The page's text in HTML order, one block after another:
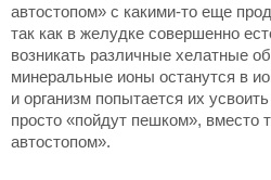
автостопом» с какими-то еще
так как в желудке совершенно
возникать различные хелатные
минеральные ионы останутся в
и организм попытается их
просто «пойдут пешком», вместо
автостопом».